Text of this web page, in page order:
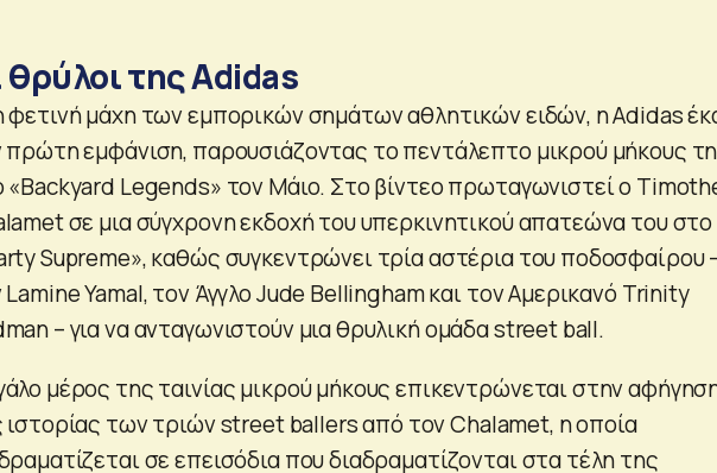
θρύλοι της Adidas
φετινή μάχη των εμπορικών σημάτων αθλητικών ειδών, η Adidas
πρώτη εμφάνιση, παρουσιάζοντας το πεντάλεπτο μικρού μήκους
«Backyard Legends» τον Μάιο. Στο βίντεο πρωταγωνιστεί ο
σε μια σύγχρονη εκδοχή του υπερκινητικού απατεώνα του στο
Supreme», καθώς συγκεντρώνει τρία αστέρια του ποδοσφαίρου
Lamine Yamal, τον Άγγλο Jude Bellingham και τον Αμερικανό Trinity
– για να ανταγωνιστούν μια θρυλική ομάδα street ball.
μέρος της ταινίας μικρού μήκους επικεντρώνεται στην
ιστορίας των τριών street ballers από τον Chalamet, η οποία
σε επεισόδια που διαδραματίζονται στα τέλη της